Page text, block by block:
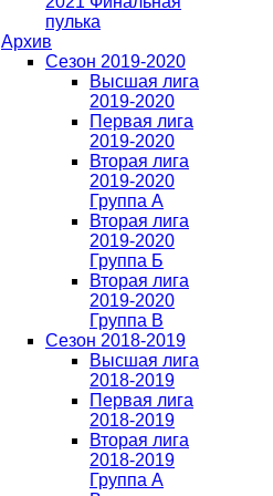
пулька
Архив
Сезон 2019-2020
Высшая лига
2019-2020
Первая лига
2019-2020
Вторая лига
2019-2020
Группа А
Вторая лига
2019-2020
Группа Б
Вторая лига
2019-2020
Группа В
Сезон 2018-2019
Высшая лига
2018-2019
Первая лига
2018-2019
Вторая лига
2018-2019
Группа А